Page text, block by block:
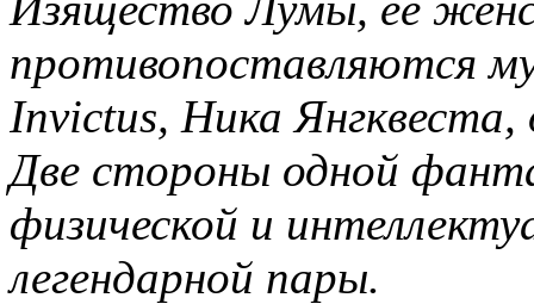
противопоставляются
Invictus, Ника Янгквеста,
Две стороны одной
физической и
легендарной пары.